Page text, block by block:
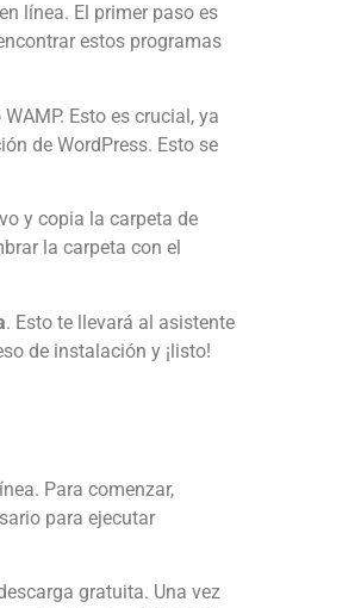
línea. El primer paso es
estos programas
Esto es crucial, ya
de WordPress. Esto se
y copia la carpeta de
la carpeta con el
. Esto te llevará al asistente
de instalación y ¡listo!
Para comenzar,
para ejecutar
gratuita. Una vez